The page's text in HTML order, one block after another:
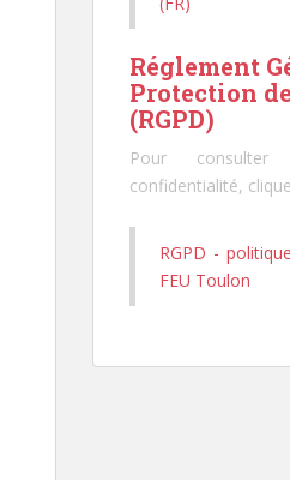
Réglement
Protection
(RGPD)
Pour
confidentialité,
RGPD -
FEU Toulon